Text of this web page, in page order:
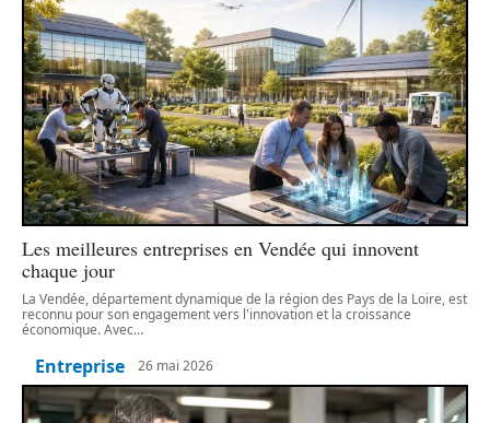
Les meilleures entreprises en Vendée qui innovent
chaque jour
La Vendée, département dynamique de la région des Pays de la Loire, est
reconnu pour son engagement vers l'innovation et la croissance
économique. Avec…
Entreprise 26 mai 2026